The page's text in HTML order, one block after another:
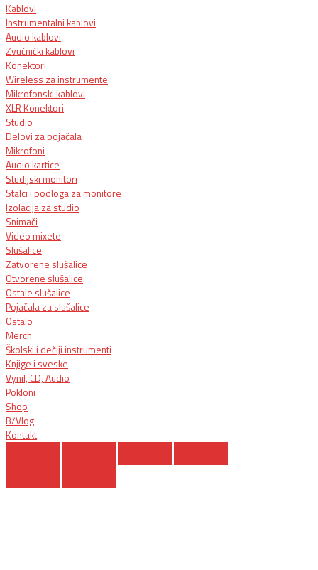
Kablovi
Instrumentalni kablovi
Audio kablovi
Zvučnički kablovi
Konektori
Wireless za instrumente
Mikrofonski kablovi
XLR Konektori
Studio
Delovi za pojačala
Mikrofoni
Audio kartice
Studijski monitori
Stalci i podloga za monitore
Izolacija za studio
Snimači
Video mixete
Slušalice
Zatvorene slušalice
Otvorene slušalice
Ostale slušalice
Pojačala za slušalice
Ostalo
Merch
Školski i dečiji instrumenti
Knjige i sveske
Vynil, CD, Audio
Pokloni
Shop
B/Vlog
Kontakt